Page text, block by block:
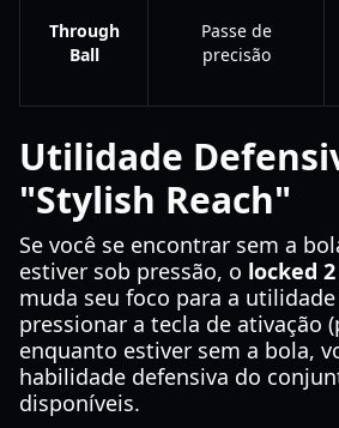
Through
Ball
Passe de
precisão
Utilidade
"Stylish Reach"
Se você se encontrar sem a
estiver sob pressão, o locked
muda seu foco para a
pressionar a tecla de ativação
enquanto estiver sem a bola,
habilidade defensiva do
disponíveis.